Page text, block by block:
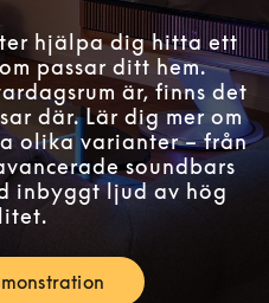
hjälpa dig hitta ett
passar ditt hem.
är, finns det
där. Lär dig mer om
olika varianter – från
soundbars
inbyggt ljud av hög
Link Opens in New Tab